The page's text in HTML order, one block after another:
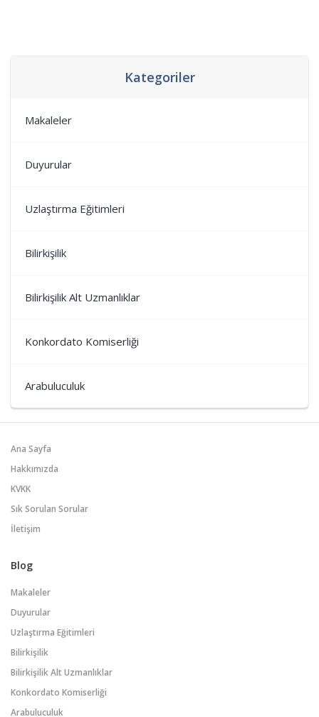
Kategoriler
Makaleler
Duyurular
Uzlaştırma Eğitimleri
Bilirkişilik
Bilirkişilik Alt Uzmanlıklar
Konkordato Komiserliği
Arabuluculuk
Ana Sayfa
Hakkımızda
KVKK
Sık Sorulan Sorular
İletişim
Blog
Makaleler
Duyurular
Uzlaştırma Eğitimleri
Bilirkişilik
Bilirkişilik Alt Uzmanlıklar
Konkordato Komiserliği
Arabuluculuk